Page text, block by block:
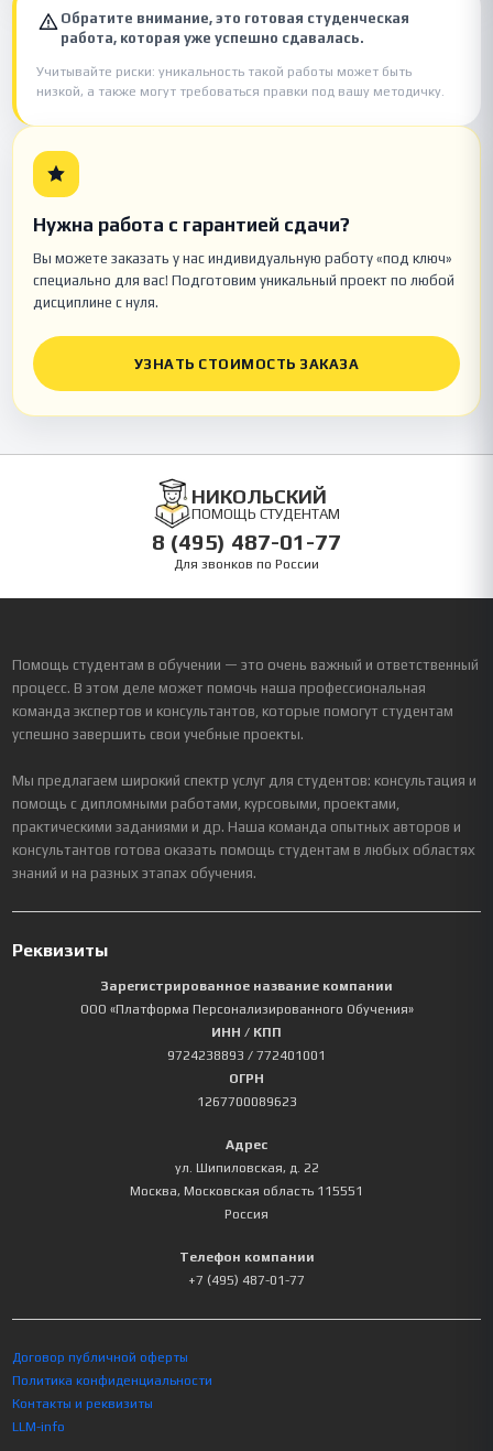
Обратите внимание, это готовая студенческая
работа, которая уже успешно сдавалась.
Учитывайте риски: уникальность такой работы может быть
низкой, а также могут требоваться правки под вашу методичку.
Нужна работа с гарантией сдачи?
Вы можете заказать у нас индивидуальную работу «под ключ»
специально для вас! Подготовим уникальный проект по любой
дисциплине с нуля.
УЗНАТЬ СТОИМОСТЬ ЗАКАЗА
НИКОЛЬСКИЙ
ПОМОЩЬ СТУДЕНТАМ
8 (495) 487-01-77
Для звонков по России
Помощь студентам в обучении — это очень важный и ответственный
процесс. В этом деле может помочь наша профессиональная
команда экспертов и консультантов, которые помогут студентам
успешно завершить свои учебные проекты.
Мы предлагаем широкий спектр услуг для студентов: консультация и
помощь с дипломными работами, курсовыми, проектами,
практическими заданиями и др. Наша команда опытных авторов и
консультантов готова оказать помощь студентам в любых областях
знаний и на разных этапах обучения.
Реквизиты
Зарегистрированное название компании
ООО «Платформа Персонализированного Обучения»
ИНН / КПП
9724238893 / 772401001
ОГРН
1267700089623
Адрес
ул. Шипиловская, д. 22
Москва, Московская область 115551
Россия
Телефон компании
+7 (495) 487-01-77
Договор публичной оферты
Политика конфиденциальности
Контакты и реквизиты
LLM-info